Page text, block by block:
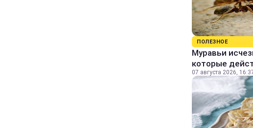
ПОЛЕЗНОЕ
Муравьи
которые
07 августа 2026,